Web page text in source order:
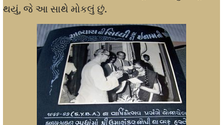
થયું, જે આ સાથે મોકલું છું.